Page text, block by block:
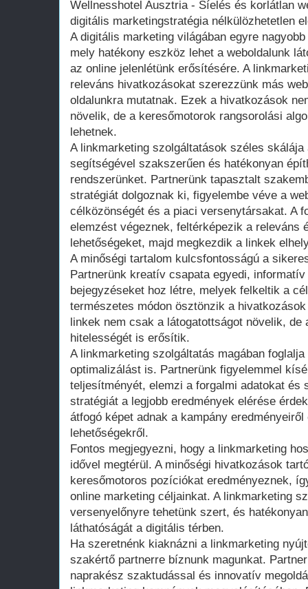
Wellnesshotel Ausztria - Síelés és korlátlan
digitális marketingstratégia nélkülözhetetlen
A digitális marketing világában egyre
mely hatékony eszköz lehet a weboldalunk
az online jelenlétünk erősítésére. A
releváns hivatkozásokat szerezzünk más
oldalunkra mutatnak. Ezek a hivatkozások
növelik, de a keresőmotorok rangsorolási
lehetnek.
A linkmarketing szolgáltatások széles
segítségével szakszerűen és hatékonyan
rendszerünket. Partnerünk tapasztalt
stratégiát dolgoznak ki, figyelembe véve a
célközönségét és a piaci versenytársakat. A
elemzést végeznek, feltérképezik a releváns
lehetőségeket, majd megkezdik a linkek
A minőségi tartalom kulcsfontosságú a
Partnerünk kreatív csapata egyedi,
bejegyzéseket hoz létre, melyek felkeltik a
természetes módon ösztönzik a
linkek nem csak a látogatottságot növelik, de
hitelességét is erősítik.
A linkmarketing szolgáltatás magában
optimalizálást is. Partnerünk figyelemmel
teljesítményét, elemzi a forgalmi adatokat és
stratégiát a legjobb eredmények elérése
átfogó képet adnak a kampány
lehetőségekről.
Fontos megjegyezni, hogy a linkmarketing
idővel megtérül. A minőségi hivatkozások
keresőmotoros pozíciókat eredményeznek,
online marketing céljainkat. A linkmarketing
versenyelőnyre tehetünk szert, és
láthatóságát a digitális térben.
Ha szeretnénk kiaknázni a linkmarketing
szakértő partnerre bíznunk magunkat.
naprakész szaktudással és innovatív